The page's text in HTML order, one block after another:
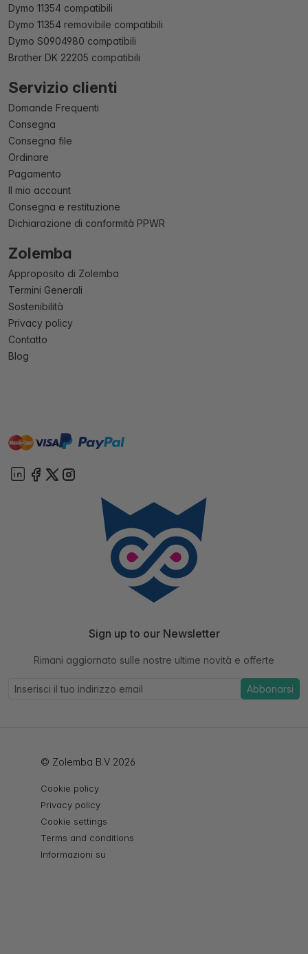
Dymo 11354 compatibili
Dymo 11354 removibile compatibili
Dymo S0904980 compatibili
Brother DK 22205 compatibili
Servizio clienti
Domande Frequenti
Consegna
Consegna file
Ordinare
Pagamento
Il mio account
Consegna e restituzione
Dichiarazione di conformità PPWR
Zolemba
Approposito di Zolemba
Termini Generali
Sostenibilità
Privacy policy
Contatto
Blog
mastervisa paypal
Sign up to our Newsletter
Rimani aggiornato sulle nostre ultime novità e offerte
Abbonarsi
© Zolemba B.V 2026
Cookie policy
Privacy policy
Cookie settings
Terms and conditions
Informazioni su